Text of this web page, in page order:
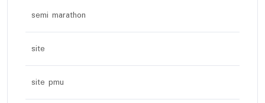
semi marathon
site
site pmu